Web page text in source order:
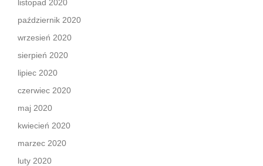
listopad 2020
październik 2020
wrzesień 2020
sierpień 2020
lipiec 2020
czerwiec 2020
maj 2020
kwiecień 2020
marzec 2020
luty 2020